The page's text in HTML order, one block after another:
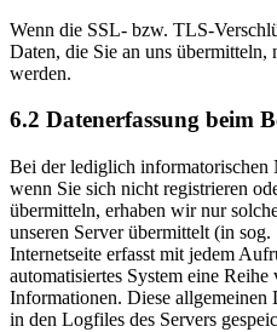
Wenn die SSL- bzw. TLS-
Daten, die Sie an uns
werden.
6.2 Datenerfassung beim
Bei der lediglich informatorischen
wenn Sie sich nicht registrieren
übermitteln, erhaben wir nur
unseren Server übermittelt (in
Internetseite erfasst mit jedem
automatisiertes System eine
Informationen. Diese
in den Logfiles des Servers